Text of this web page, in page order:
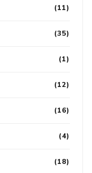
(11)
(35)
(1)
(12)
(16)
(4)
(18)